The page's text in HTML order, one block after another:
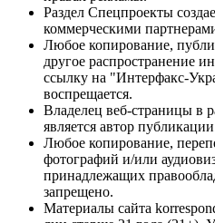
Раздел Спецпроекты
коммерческими
Любое копирование,
другое распространение
ссылку на "Интерфакс-
воспрещается.
Владелец веб-страницы в
является автор
Любое копирование,
фотографий и/или
принадлежащих
запрещено.
Материалы сайта